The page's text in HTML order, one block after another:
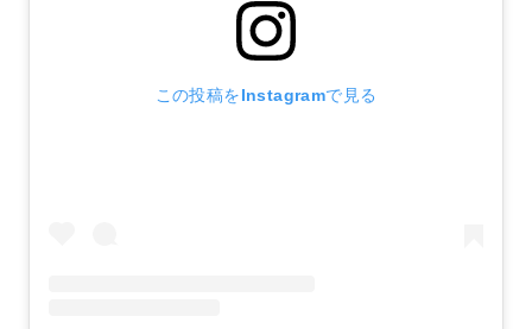
この投稿をInstagramで見る